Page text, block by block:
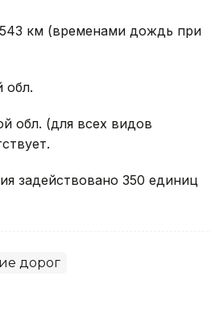
км (временами дождь при
обл.
обл. (для всех видов
задействовано 350 единиц
дорог